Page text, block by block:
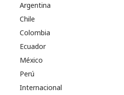
Argentina
Chile
Colombia
Ecuador
México
Perú
Internacional